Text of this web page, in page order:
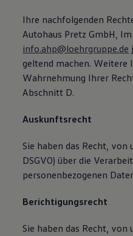
Ihre nachfolgenden
Autohaus Pretz GmbH,
info.ahp@loehrgruppe.de
geltend machen.
Wahrnehmung Ihrer
Abschnitt D.
Auskunftsrecht
Sie haben das Recht, von
DSGVO) über die
personenbezogenen
Berichtigungsrecht
Sie haben das Recht, von